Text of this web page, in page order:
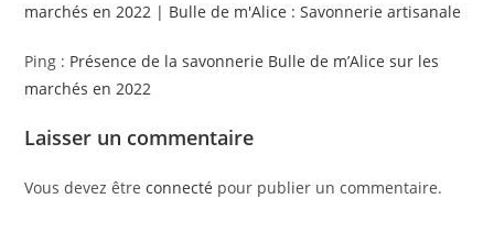
marchés en 2022 | Bulle de m'Alice : Savonnerie artisanale
Ping : Présence de la savonnerie Bulle de m’Alice sur les
marchés en 2022
Laisser un commentaire
Vous devez êtreconnecté pour publier un commentaire.